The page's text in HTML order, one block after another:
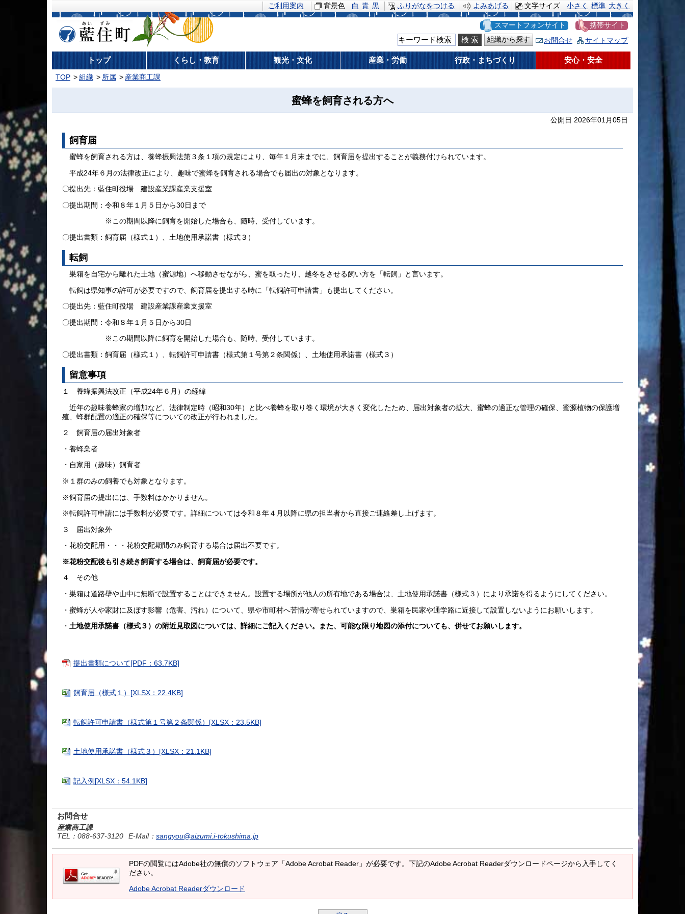
文字サイズ 小さく 標準 大きく
ご利用案内 背景色 白 青 黒 ふりがなをつける よみあげる
藍住町
スマートフォンサイト
携帯サイト
組織から探す
お問合せ サイトマップ
トップ くらし・教育 観光・文化 産業・労働 行政・まちづくり 安心・安全
TOP 組織 所属 産業商工課
蜜蜂を飼育される方へ
公開日 2026年01月05日
飼育届
蜜蜂を飼育される方は、養蜂振興法第３条１項の規定により、毎年１月末までに、飼育届を提出することが義務付けられています。
平成24年６月の法律改正により、趣味で蜜蜂を飼育される場合でも届出の対象となります。
〇提出先：藍住町役場 建設産業課産業支援室
〇提出期間：令和８年１月５日から30日まで
※この期間以降に飼育を開始した場合も、随時、受付しています。
〇提出書類：飼育届（様式１）、土地使用承諾書（様式３）
転飼
巣箱を自宅から離れた土地（蜜源地）へ移動させながら、蜜を取ったり、越冬をさせる飼い方を「転飼」と言います。
転飼は県知事の許可が必要ですので、飼育届を提出する時に「転飼許可申請書」も提出してください。
〇提出先：藍住町役場 建設産業課産業支援室
〇提出期間：令和８年１月５日から30日
※この期間以降に飼育を開始した場合も、随時、受付しています。
〇提出書類：飼育届（様式１）、転飼許可申請書（様式第１号第２条関係）、土地使用承諾書（様式３）
留意事項
１ 養蜂振興法改正（平成24年６月）の経緯
近年の趣味養蜂家の増加など、法律制定時（昭和30年）と比べ養蜂を取り巻く環境が大きく変化したため、届出対象者の拡大、蜜蜂の適正な管理の確保、蜜源植物の保護増
殖、蜂群配置の適正の確保等についての改正が行われました。
２ 飼育届の届出対象者
・養蜂業者
・自家用（趣味）飼育者
※１群のみの飼養でも対象となります。
※飼育届の提出には、手数料はかかりません。
※転飼許可申請には手数料が必要です。詳細については令和８年４月以降に県の担当者から直接ご連絡差し上げます。
３ 届出対象外
・花粉交配用・・・花粉交配期間のみ飼育する場合は届出不要です。
※花粉交配後も引き続き飼育する場合は、飼育届が必要です。
４ その他
・巣箱は道路壁や山中に無断で設置することはできません。設置する場所が他人の所有地である場合は、土地使用承諾書（様式３）により承諾を得るようにしてください。
・蜜蜂が人や家財に及ぼす影響（危害、汚れ）について、県や市町村へ苦情が寄せられていますので、巣箱を民家や通学路に近接して設置しないようにお願いします。
・ 土地使用承諾書（様式３）の附近見取図については、詳細にご記入ください。また、可能な限り地図の添付についても、併せてお願いします。
提出書類について[PDF：63.7KB]
飼育届（様式１）[XLSX：22.4KB]
転飼許可申請書（様式第１号第２条関係）[XLSX：23.5KB]
土地使用承諾書（様式３）[XLSX：21.1KB]
記入例[XLSX：54.1KB]
お問合せ
産業商工課
TEL
：088-637-3120 E-Mail： sangyou@aizumi.i-tokushima.jp
PDFの閲覧にはAdobe社の無償のソフトウェア「Adobe Acrobat Reader」が必要です。下記のAdobe Acrobat Readerダウンロードページから入手してく
ださい。
Adobe Acrobat Readerダウンロード